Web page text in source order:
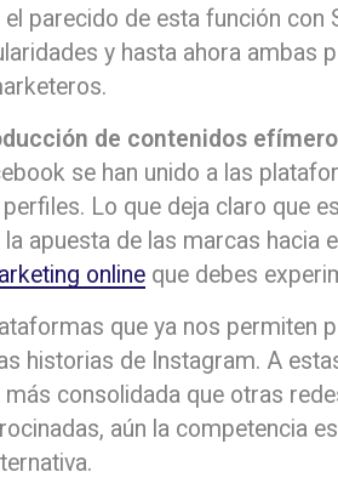
parecido de esta función con
y hasta ahora ambas
de contenidos
se han unido a las
Lo que deja claro que
apuesta de las marcas hacia
online que debes
que ya nos permiten
historias de Instagram. A
más consolidada que otras
aún la competencia